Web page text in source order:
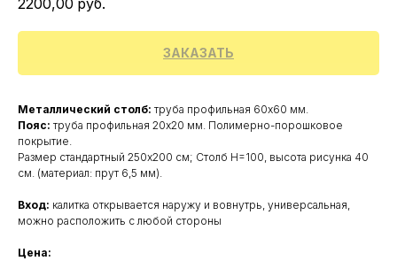
2200,00 руб.
ЗАКАЗАТЬ
Металлический столб: труба профильная 60х60 мм.
Пояс: труба профильная 20х20 мм. Полимерно-порошковое
покрытие.
Размер стандартный 250х200 см; Столб H=100, высота рисунка 40
см. (материал: прут 6,5 мм).
Вход: калитка открывается наружу и вовнутрь, универсальная,
можно расположить с любой стороны
Цена: